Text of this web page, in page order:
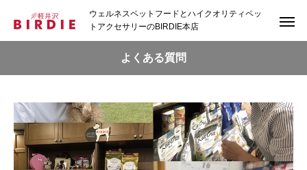
ウェルネスペットフードとハイクオリティペッ
トアクセサリーのBIRDIE本店
よくある質問